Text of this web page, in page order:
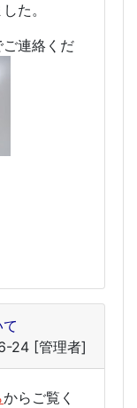
た。
連絡くだ
24 [管理者]
からご覧く